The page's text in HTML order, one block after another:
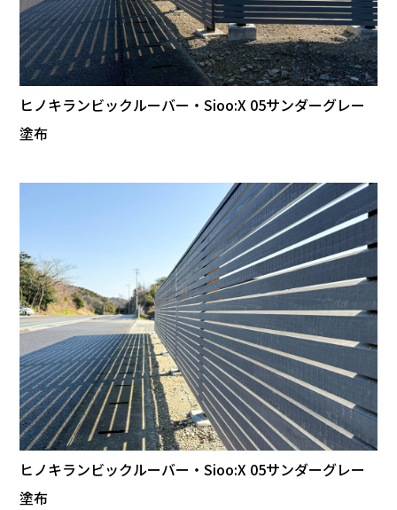
ヒノキランビックルーバー・Sioo:X 05サンダーグレー
塗布
ヒノキランビックルーバー・Sioo:X 05サンダーグレー
塗布